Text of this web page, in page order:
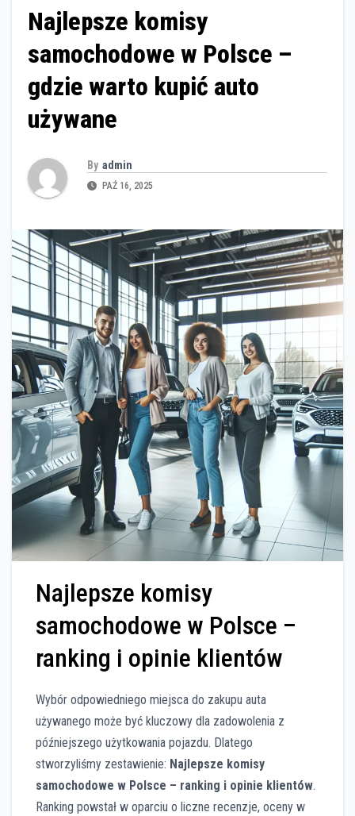
Najlepsze komisy
samochodowe w Polsce –
gdzie warto kupić auto
używane
By admin
PAŹ 16, 2025
Najlepsze komisy
samochodowe w Polsce –
ranking i opinie klientów
Wybór odpowiedniego miejsca do zakupu auta
używanego może być kluczowy dla zadowolenia z
późniejszego użytkowania pojazdu. Dlatego
stworzyliśmy zestawienie: Najlepsze komisy
samochodowe w Polsce – ranking i opinie klientów.
Ranking powstał w oparciu o liczne recenzje, oceny w